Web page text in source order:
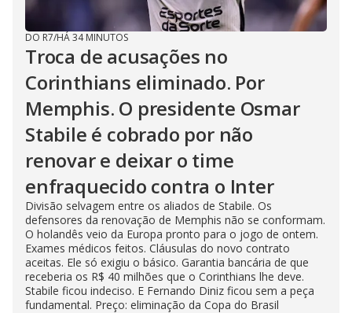
DO R7/HÁ 34 MINUTOS
Troca de acusações no
Corinthians eliminado. Por
Memphis. O presidente Osmar
Stabile é cobrado por não
renovar e deixar o time
enfraquecido contra o Inter
Divisão selvagem entre os aliados de Stabile. Os
defensores da renovação de Memphis não se conformam.
O holandês veio da Europa pronto para o jogo de ontem.
Exames médicos feitos. Cláusulas do novo contrato
aceitas. Ele só exigiu o básico. Garantia bancária de que
receberia os R$ 40 milhões que o Corinthians lhe deve.
Stabile ficou indeciso. E Fernando Diniz ficou sem a peça
fundamental. Preço: eliminação da Copa do Brasil